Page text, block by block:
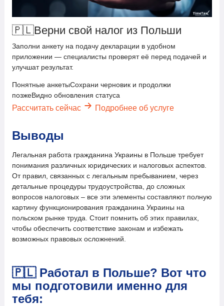
🇵🇱Верни свой налог из Польши
Заполни анкету на подачу декларации в удобном
приложении — специалисты проверят её перед подачей и
улучшат результат.
Понятные анкетыСохрани черновик и продолжи
позжеВидно обновления статуса
Рассчитать сейчас Подробнее об услуге
Выводы
Легальная работа гражданина Украины в Польше требует
понимания различных юридических и налоговых аспектов.
От правил, связанных с легальным пребыванием, через
детальные процедуры трудоустройства, до сложных
вопросов налоговых – все эти элементы составляют полную
картину функционирования гражданина Украины на
польском рынке труда. Стоит помнить об этих правилах,
чтобы обеспечить соответствие законам и избежать
возможных правовых осложнений.
🇵🇱 Работал в Польше? Вот что
мы подготовили именно для
тебя: